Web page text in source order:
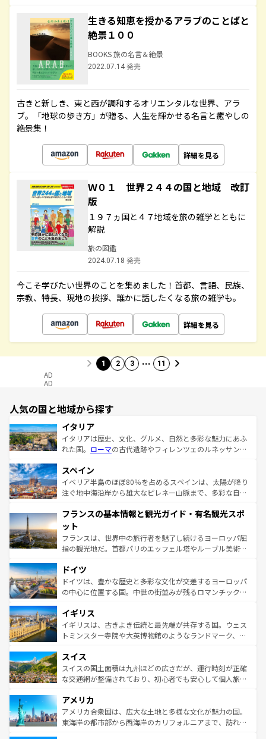
生きる知恵を授かるアラブのことばと
絶景１００
BOOKS 旅の名言＆絶景
2022.07.14 発売
古きと新しき、東と西が調和するオリエンタルな世界、アラ
ブ。「地球の歩き方」が贈る、人生を輝かせる名言と癒やしの
絶景集！
詳細を見る
Ｗ０１ 世界２４４の国と地域 改訂
版
１９７ヵ国と４７地域を旅の雑学とともに
解説
旅の図鑑
2024.07.18 発売
今こそ学びたい世界のことを集めました！首都、言語、民族、
宗教、特長、現地の挨拶、誰かに話したくなる旅の雑学も。
詳細を見る
1 2 3 … 11
AD
AD
人気の国と地域から探す
イタリア
イタリアは歴史、文化、グルメ、自然と多彩な魅力にあふ
れた国。 ローマの古代遺跡やフィレンツェのルネッサンス
ろん、トスカーナの美しい田園風景やアマルフィ海岸の絶
景など、自然景観も見逃せない。観光の合間には、本場の
ピザやパスタなど、絶品のイタリア料理を堪能することも
ませてくれるイタリアで、忘れられない旅をしてみよう！
なお、新着のイタリア情報は
しい。
スペイン
イベリア半島のほぼ80％を占めるスペインは、太陽が降り
注ぐ地中海沿岸から雄大なピレネー山脈まで、多彩な自然
文化が根付くこの国では、情熱的なフラメンコ、熱気あふ
れる闘牛、そして美味しいタパスが生活の一部となってい
る。首都マドリードの洗練された雰囲気や、バルセロナの
アートに溢れた街角から、地方では古代ローマ遺跡や中世
せる。地方によって風土や気候が異なるスペインはその個
性で訪れる人を魅了する。 なお、新着のスペイン情報は コ
ンテンツ一覧を参照してほしい。
フランスの基本情報と観光ガイド・有名観光スポ
ット
フランスは、世界中の旅行者を魅了し続けるヨーロッパ屈
指の観光地だ。首都パリのエッフェル塔やルーブル美術館
で、幅広い魅力が詰まっている。華麗な宮殿、歴史的な大
聖堂、美しいビーチ、そして豊かな自然が、訪れる者を心
から魅了する。また、フランスは美食の国としても知ら
いる。シャンパンの発祥地であるランス、プロヴァンスの
香り高いラベンダー畑など、多彩な楽しみ方が可能だ。さ
らに、パリ以外の地域にも魅力が溢れており、どの街角に
れる地方に足を運ぶとそれぞれで全く異なる文化を体験で
きるだろう。 なお、新着のフランス情報はコンテンツ一覧
を参照してほしい。
ドイツ
ドイツは、豊かな歴史と多彩な文化が交差するヨーロッパ
の中心に位置する国。中世の街並みが残るロマンチック街
顔を持つこの国は、どこを歩いても飽きることがない。ベ
ルリンの文化的活気、バイエルン州のアルプスの絶景、そ
してライン川沿いのワイン畑といった風景は必見。ビール
は、お酒好きな人にはぜひ体験してほしい。 なお、新着の
ドイツ情報はコンテンツ一覧を参照してほしい。
イギリス
イギリスは、古きよき伝統と最先端が共存する国。ウェス
トミンスター寺院や大英博物館のようなランドマーク、歴
リアごとに異なる魅力がある。また、優雅なアフタヌーン
ティー、ビール好きにはたまらない英国パブ、サッカー観
戦など、本場だからこそできる体験も豊富。イギリスを旅
ンツ一覧を参照してほしい。
スイス
スイスの国土面積は九州ほどの広さだが、運行時刻が正確
な交通網が整備されており、初心者でも安心して個人旅行
の建物がそのまま残る町や、スイスならではのユニークな
博物館もあり、アルプス観光だけでなく町歩きも満喫する
ことができる。国民の所得が高いため物価も高いが、旅行
アメリカ
アメリカ合衆国は、広大な土地と多様な文化が魅力の国。
東海岸の都市部から西海岸のカリフォルニアまで、訪れる